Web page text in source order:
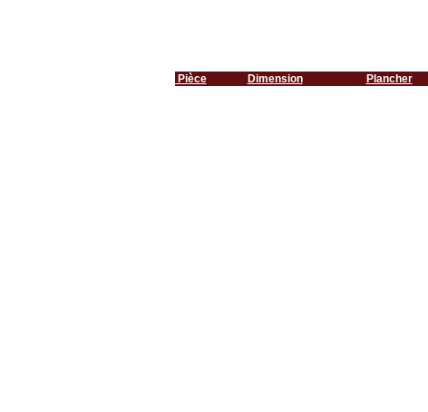
Pièce Dimension Plancher